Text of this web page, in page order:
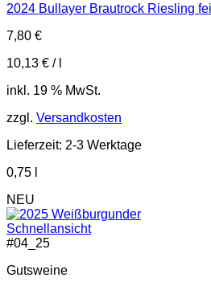
2024 Bullayer Brautrock Riesling
7,80 €
10,13 € /
inkl. 19 % MwSt.
zzgl. Versandkosten
Lieferzeit: 2-3 Werktage
0,75
NEU
Schnellansicht
#04_25
Gutsweine